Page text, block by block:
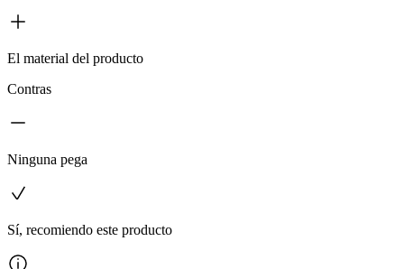
El material del producto
Contras
Ninguna pega
Sí, recomiendo este producto